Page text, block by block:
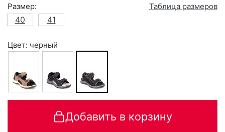
Размер:
Таблица размеров
40
41
Цвет: черный
Добавить в корзину